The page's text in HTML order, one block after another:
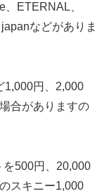
ETERNAL、
などがありま
1,000円、2,000
合がありますの
500円、20,000
スキニー1,000